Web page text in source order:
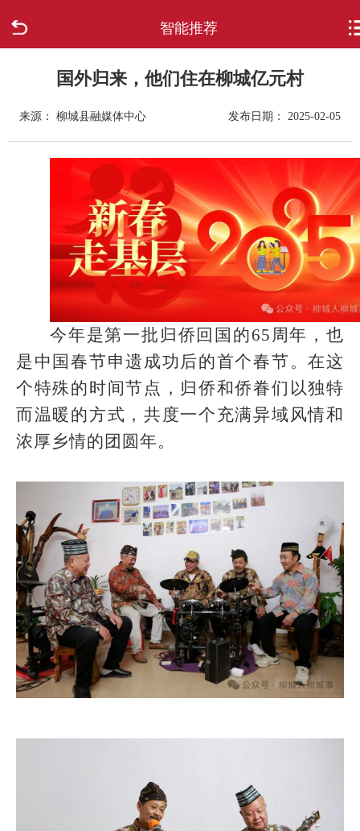
智能推荐
走进柳城
新闻中心
国外归来，他们住在柳城亿元村
来源： 柳城县融媒体中心 发布日期： 2025-02-05
今年是第一批归侨回国的65周年，也
是中国春节申遗成功后的首个春节。在这
个特殊的时间节点，归侨和侨眷们以独特
而温暖的方式，共度一个充满异域风情和
浓厚乡情的团圆年。